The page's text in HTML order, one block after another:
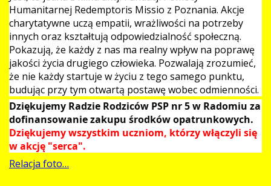
Humanitarnej Redemptoris Missio z Poznania. Akcje
charytatywne uczą empatii, wrażliwości na potrzeby
innych oraz kształtują odpowiedzialność społeczną.
Pokazują, że każdy z nas ma realny wpływ na poprawę
jakości życia drugiego człowieka. Pozwalają zrozumieć,
że nie każdy startuje w życiu z tego samego punktu,
budując przy tym otwartą postawę wobec odmienności.
Dziękujemy Radzie Rodziców PSP nr 5 w Radomiu za
dofinansowanie zakupu środków opatrunkowych.
Dziękujemy wszystkim uczniom, którzy włączyli się
w akcję "serca".
Relacja foto…